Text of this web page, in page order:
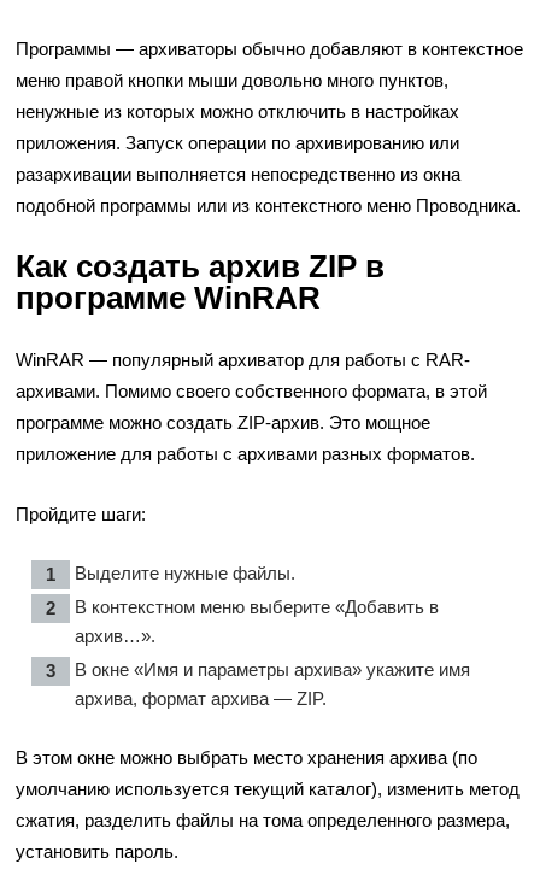
Программы — архиваторы обычно добавляют в контекстное
меню правой кнопки мыши довольно много пунктов,
ненужные из которых можно отключить в настройках
приложения. Запуск операции по архивированию или
разархивации выполняется непосредственно из окна
подобной программы или из контекстного меню Проводника.
Как создать архив ZIP в
программе WinRAR
WinRAR — популярный архиватор для работы с RAR-
архивами. Помимо своего собственного формата, в этой
программе можно создать ZIP-архив. Это мощное
приложение для работы с архивами разных форматов.
Пройдите шаги:
Выделите нужные файлы.
В контекстном меню выберите «Добавить в
архив…».
В окне «Имя и параметры архива» укажите имя
архива, формат архива — ZIP.
В этом окне можно выбрать место хранения архива (по
умолчанию используется текущий каталог), изменить метод
сжатия, разделить файлы на тома определенного размера,
установить пароль.